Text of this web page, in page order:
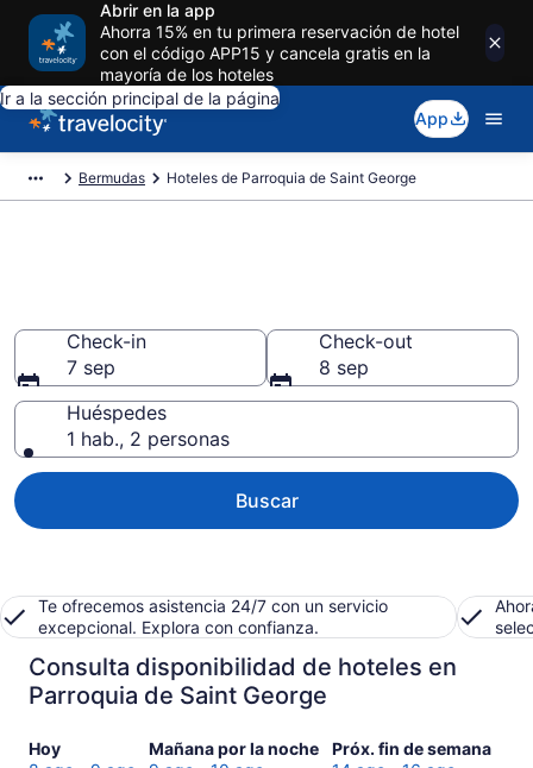
Abrir en la app
Ahorra 15% en tu primera reservación de hotel
con el código APP15 y cancela gratis en la
mayoría de los hoteles
Ir a la sección principal de la página
App
Bermudas Hoteles de Parroquia de Saint George
Check-in
7 sep
Check-out
8 sep
Huéspedes
1 hab., 2 personas
Buscar
Te ofrecemos asistencia 24/7 con un servicio
excepcional. Explora con confianza.
Consulta disponibilidad de hoteles en
Parroquia de Saint George
Hoy
Consultar
Mañana por la noche
Consultar
Próx. fin de semana
Consultar